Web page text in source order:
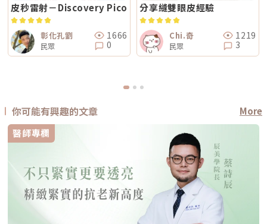
皮秒雷射－Discovery Pico
彰化孔劉
民眾
1666
0
分享縫雙眼皮經驗
Chi.奇
民眾
1219
3
你可能有興趣的文章
More
醫師專欄